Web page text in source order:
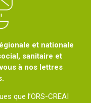
et nationale
sanitaire et
à nos lettres
que l’ORS-CREAI